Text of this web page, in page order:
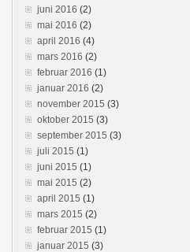
juni 2016 (2)
mai 2016 (2)
april 2016 (4)
mars 2016 (2)
februar 2016 (1)
januar 2016 (2)
november 2015 (3)
oktober 2015 (3)
september 2015 (3)
juli 2015 (1)
juni 2015 (1)
mai 2015 (2)
april 2015 (1)
mars 2015 (2)
februar 2015 (1)
januar 2015 (3)